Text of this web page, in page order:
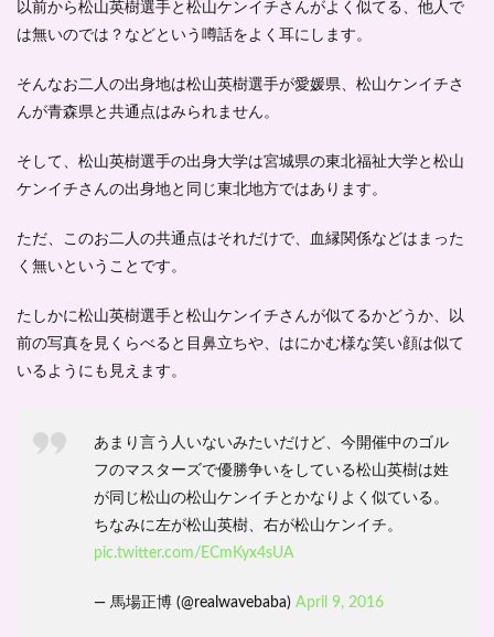
話題
に！
松山英
樹の国
な
い？！
松山
英樹
業
は？
両親
以前から松山英樹選手と松山ケンイチさんがよく似てる、他人で
は無いのでは？などという噂話をよく耳にします。
そんなお二人の出身地は松山英樹選手が愛媛県、 松山ケンイチさ
んが青森県と共通点はみられません。
そして、松山英樹選手の出身大学は宮城県の東北福祉大学と松山
ケンイチさんの出身地と同じ 東北地方ではあります。
ただ、このお二人の共通点はそれだけで、
血縁関係などはまった
く無いということです。
たしかに松山英樹選手と松山ケンイチさんが似てるかどうか、以
前の写真を見くらべると目鼻立ちや、はにかむ様な笑い顔は似て
いるようにも見えます。
あまり言う人いないみたいだけど、今開催中のゴル
フのマスターズで優勝争いをしている松山英樹は姓
が同じ松山の松山ケンイチとかなりよく似ている。
ちなみに左が松山英樹、右が松山ケンイチ。
pic.twitter.com/ECmKyx4sUA
— 馬場正博 (@realwavebaba) April 9, 2016